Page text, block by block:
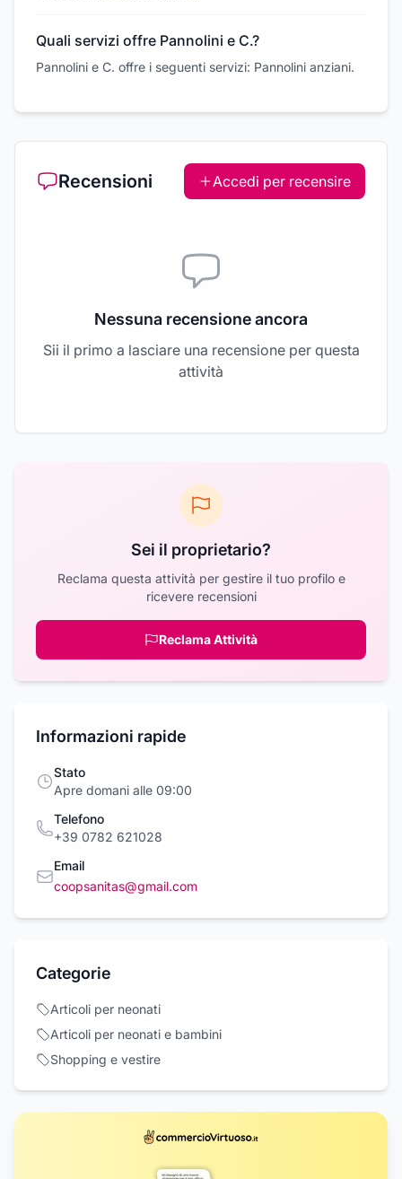
Quali servizi offre Pannolini e C.?
Pannolini e C. offre i seguenti servizi: Pannolini anziani.
Recensioni Accedi per recensire
Nessuna recensione ancora
Sii il primo a lasciare una recensione per questa
attività
Sei il proprietario?
Reclama questa attività per gestire il tuo profilo e
ricevere recensioni
Reclama Attività
Informazioni rapide
Stato
Apre domani alle 09:00
Telefono
+39 0782 621028
Email
coopsanitas@gmail.com
Categorie
Articoli per neonati
Articoli per neonati e bambini
Shopping e vestire